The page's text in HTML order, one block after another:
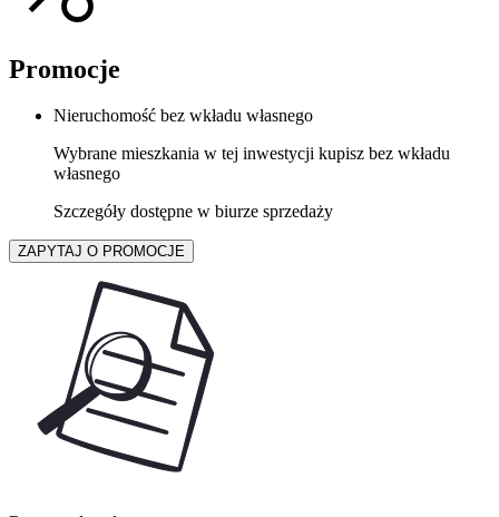
Promocje
Nieruchomość bez wkładu własnego
Wybrane mieszkania w tej inwestycji kupisz bez wkładu
własnego
Szczegóły dostępne w biurze sprzedaży
ZAPYTAJ O PROMOCJE